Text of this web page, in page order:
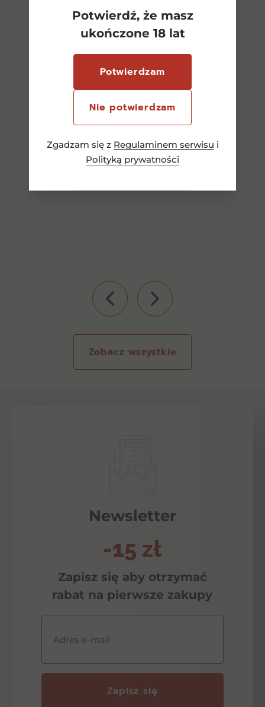
Potwierdź, że masz
ukończone 18 lat
Potwierdzam
Nie potwierdzam
Zgadzam się z Regulaminem serwisu i
Polityką prywatności
Aberlour Casg Annamh 48%
0,7l
325,00zł
Zobacz wszystkie
Newsletter
-15 zł
Zapisz się aby otrzymać
rabat na pierwsze zakupy
Adres e-mail
Zapisz się